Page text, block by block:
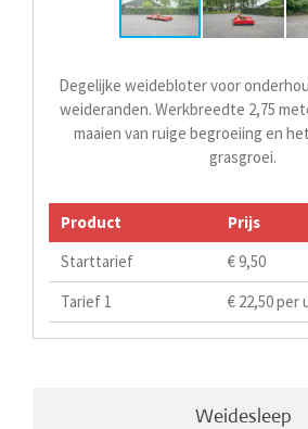
Degelijke weidebloter voor
weideranden. Werkbreedte 2,75
maaien van ruige begroeiing en
grasgroei.
Product
Prijs
Starttarief
€ 9,50
Tarief 1
€ 22,50 per
Weidesleep